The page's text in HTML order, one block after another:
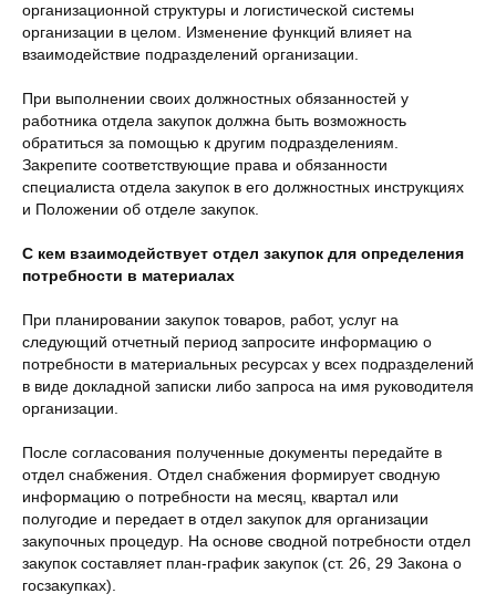
организационной структуры и логистической системы
организации в целом. Изменение функций влияет на
взаимодействие подразделений организации.
При выполнении своих должностных обязанностей у
работника отдела закупок должна быть возможность
обратиться за помощью к другим подразделениям.
Закрепите соответствующие права и обязанности
специалиста отдела закупок в его должностных инструкциях
и Положении об отделе закупок.
С кем взаимодействует отдел закупок для определения
потребности в материалах
При планировании закупок товаров, работ, услуг на
следующий отчетный период запросите информацию о
потребности в материальных ресурсах у всех подразделений
в виде докладной записки либо запроса на имя руководителя
организации.
После согласования полученные документы передайте в
отдел снабжения. Отдел снабжения формирует сводную
информацию о потребности на месяц, квартал или
полугодие и передает в отдел закупок для организации
закупочных процедур. На основе сводной потребности отдел
закупок составляет план-график закупок (ст. 26, 29 Закона о
госзакупках).